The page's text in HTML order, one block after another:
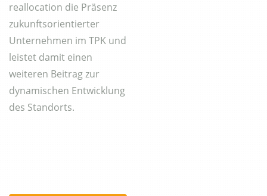
reallocation die Präsenz
zukunftsorientierter
Unternehmen im TPK und
leistet damit einen
weiteren Beitrag zur
dynamischen Entwicklung
des Standorts.